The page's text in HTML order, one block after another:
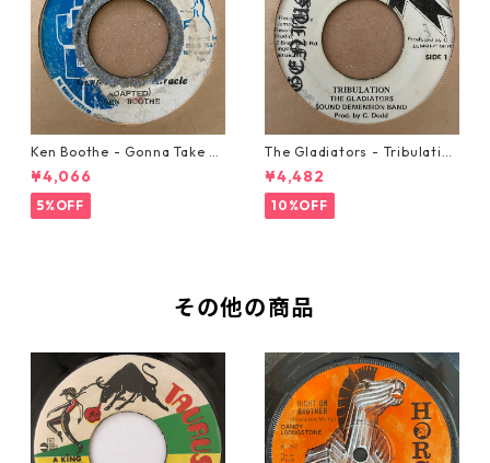
Ken Boothe - Gonna Take A
Miracle【7-21362】
¥4,066
5%OFF
The Gladiators - Tribulation
【7-21365】
¥4,482
10%OFF
その他の商品